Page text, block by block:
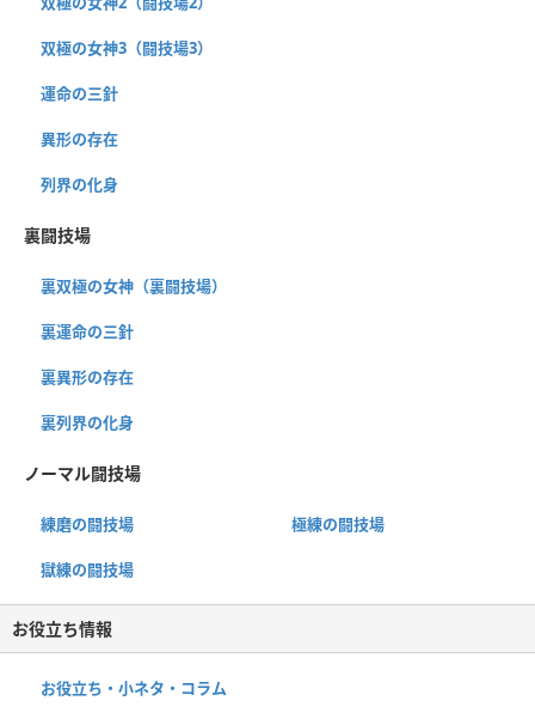
双極の女神3（闘技場3）
運命の三針
異形の存在
列界の化身
裏闘技場
裏双極の女神（裏闘技場）
裏運命の三針
裏異形の存在
裏列界の化身
ノーマル闘技場
練磨の闘技場 極練の闘技場
獄練の闘技場
お役立ち情報
お役立ち・小ネタ・コラム